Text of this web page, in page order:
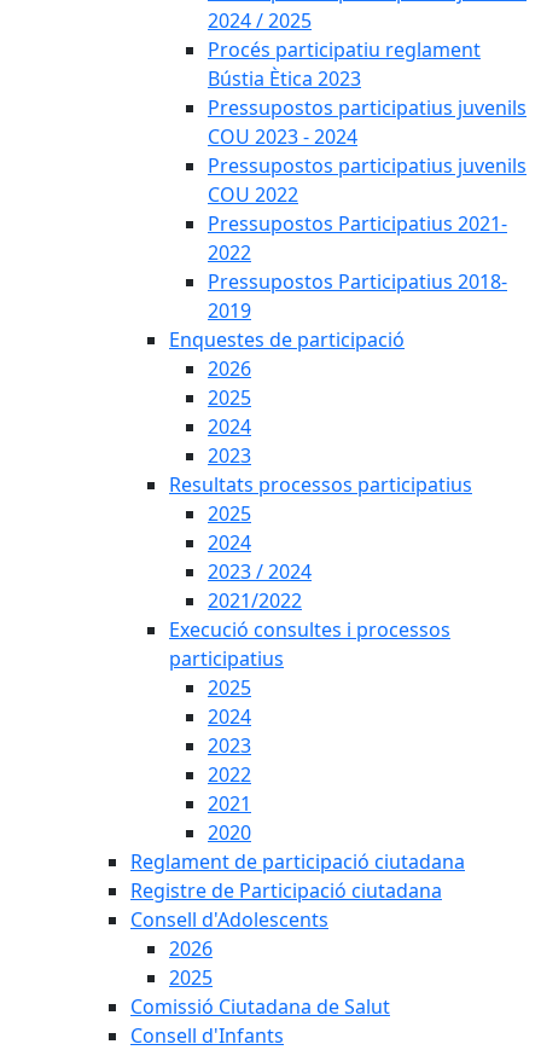
2024 / 2025
Procés participatiu reglament
Bústia Ètica 2023
Pressupostos participatius juvenils
COU 2023 - 2024
Pressupostos participatius juvenils
COU 2022
Pressupostos Participatius 2021-
2022
Pressupostos Participatius 2018-
2019
Enquestes de participació
2026
2025
2024
2023
Resultats processos participatius
2025
2024
2023 / 2024
2021/2022
Execució consultes i processos
participatius
2025
2024
2023
2022
2021
2020
Reglament de participació ciutadana
Registre de Participació ciutadana
Consell d'Adolescents
2026
2025
Comissió Ciutadana de Salut
Consell d'Infants